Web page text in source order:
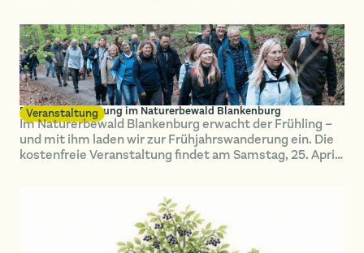
Veranstaltung
Frühjahrswanderung im Naturerbewald Blankenburg
Im Naturerbewald Blankenburg erwacht der Frühling –
und mit ihm laden wir zur Frühjahrswanderung ein. Die
kostenfreie Veranstaltung findet am Samstag, 25. April